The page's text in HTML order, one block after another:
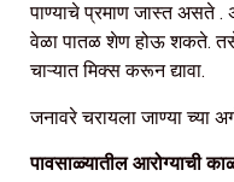
पाण्याचे प्रमाण जास्त असते .
वेळा पातळ शेण होऊ शकते. तसे
चाऱ्यात मिक्स करून द्यावा.
जनावरे चरायला जाण्या च्या
पावसाळ्यातील आरोग्याची